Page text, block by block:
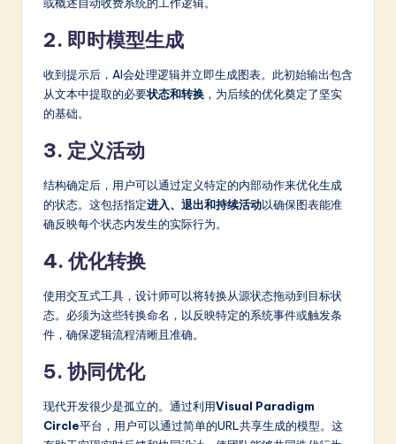
2. 即时模型生成
收到提示后，AI会处理逻辑并立即生成图表。此初始输出包含
从文本中提取的必要状态和转换 ，为后续的优化奠定了坚实
的基础。
3. 定义活动
结构确定后，用户可以通过定义特定的内部动作来优化生成
的状态。这包括指定进入、退出和持续活动以确保图表能准
确反映每个状态内发生的实际行为。
4. 优化转换
使用交互式工具，设计师可以将转换从源状态拖动到目标状
态。必须为这些转换命名，以反映特定的系统事件或触发条
件，确保逻辑流程清晰且准确。
5. 协同优化
现代开发很少是孤立的。通过利用Visual Paradigm
Circle平台，用户可以通过简单的URL共享生成的模型。这